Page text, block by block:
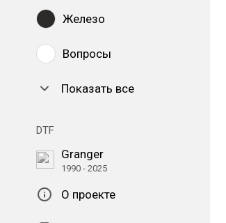
Железо
Вопросы
Показать все
DTF
Granger
1990 - 2025
О проекте